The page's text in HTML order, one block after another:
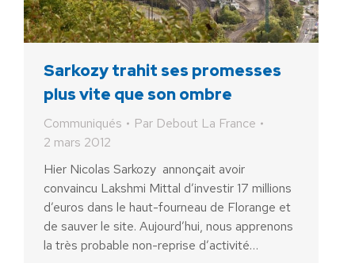
Sarkozy trahit ses promesses
plus vite que son ombre
Communiqués Par Debout La France
2 mars 2012
Hier Nicolas Sarkozy annonçait avoir
convaincu Lakshmi Mittal d’investir 17 millions
d’euros dans le haut-fourneau de Florange et
de sauver le site. Aujourd’hui, nous apprenons
la très probable non-reprise d’activité…